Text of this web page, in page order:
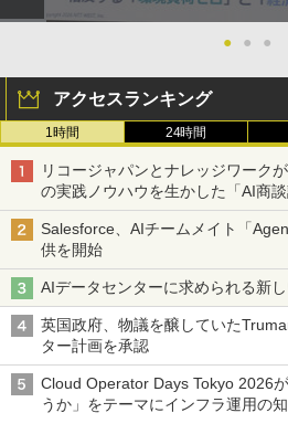
● ● ●
アクセスランキング
1時間 24時間
リコージャパンとナレッジワーク
の実践ノウハウを生かした「AI商
Salesforce、AIチームメイト「
供を開始
AIデータセンターに求められる新
英国政府、物議を醸していた
ター計画を承認
Cloud Operator Days Tokyo 2026
うか」をテーマにインフラ運用の